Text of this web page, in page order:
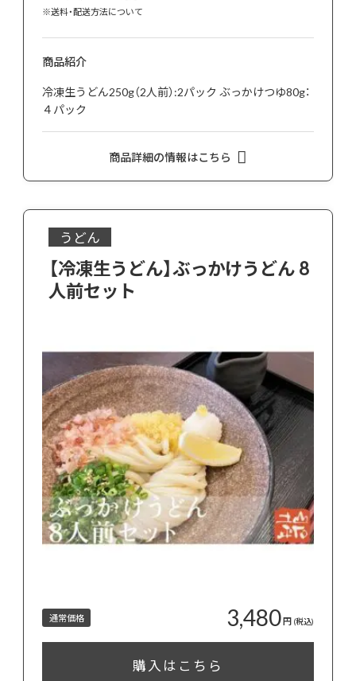
※送料・配送方法について
商品紹介
冷凍生うどん250g（2人前）:2パック ぶっかけつゆ80g：
４パック
商品詳細の情報はこちら
うどん
【冷凍生うどん】ぶっかけうどん 8
人前セット
通常価格 3,480円 (税込)
購入はこちら